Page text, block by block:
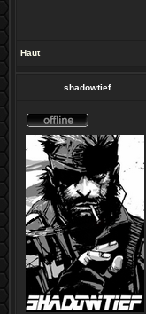
Haut
shadowtief